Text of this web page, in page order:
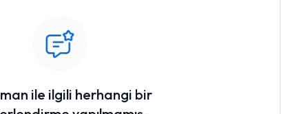
ile ilgili herhangi bir